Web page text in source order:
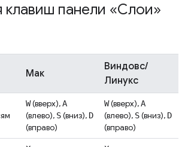
клавиш панели «Слои»
Мак
Виндовс/
Линукс
W(вверх),A
(влево), S(вниз), D
(вправо)
W(вверх),A
(влево), S(вниз), D
(вправо)